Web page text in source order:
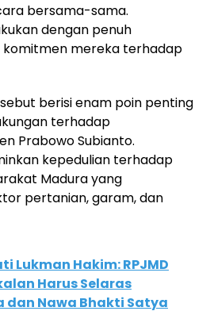
bersama-sama.
dengan penuh
komitmen mereka terhadap
berisi enam poin penting
terhadap
Prabowo Subianto.
kepedulian terhadap
Madura yang
pertanian, garam, dan
Lukman Hakim: RPJMD
Harus Selaras
dan Nawa Bhakti Satya